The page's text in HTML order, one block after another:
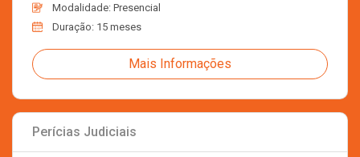
Modalidade: Presencial
Duração: 15 meses
Mais Informações
Perícias Judiciais